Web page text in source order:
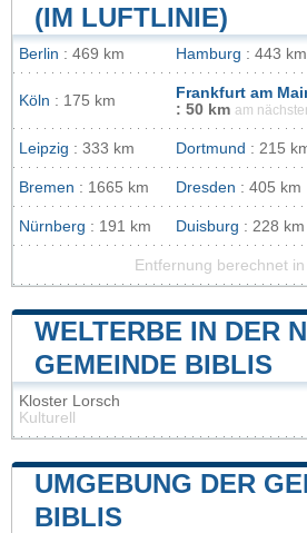
(IM LUFTLINIE)
Berlin : 469 km Hamburg : 443 km
Köln : 175 km
Frankfurt am
: 50 km am
Leipzig : 333 km Dortmund : 215
Bremen : 1665 km Dresden : 405 km
Nürnberg : 191 km Duisburg : 228 km
Entfernung berechnet
WELTERBE IN DER
GEMEINDE BIBLIS
Kloster Lorsch
Kulturell
UMGEBUNG DER
BIBLIS